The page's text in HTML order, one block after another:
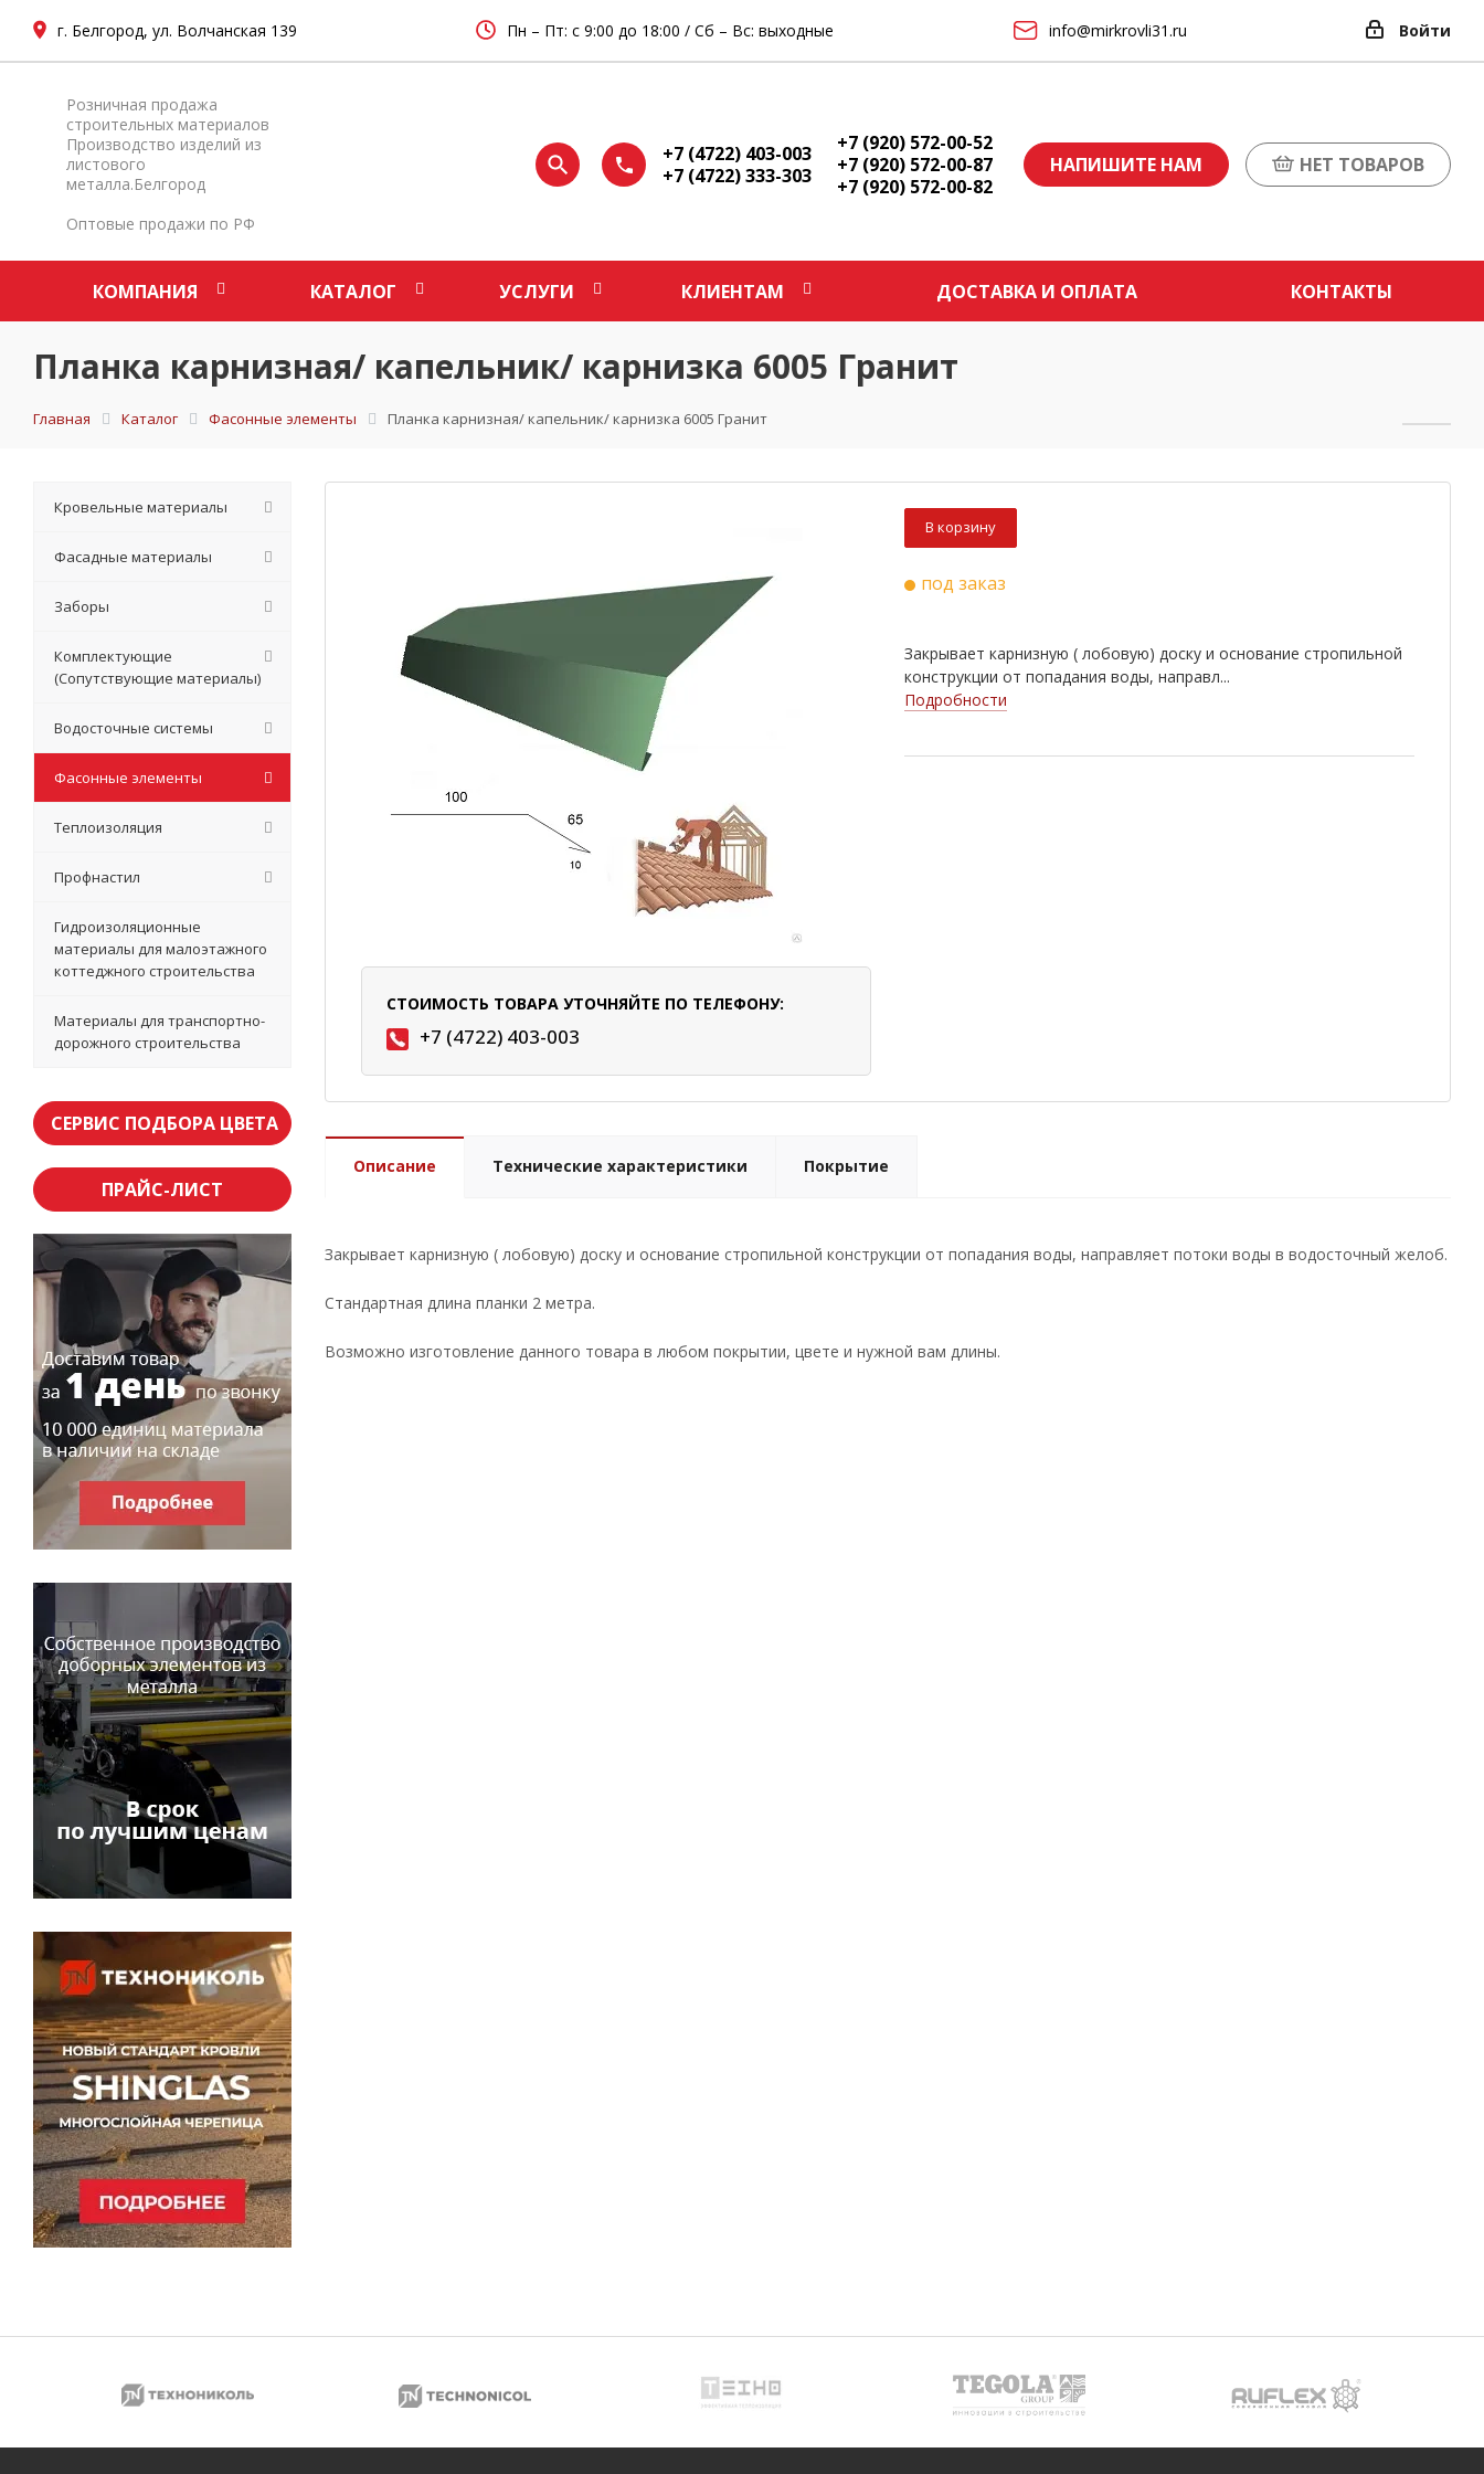
г. Белгород, ул. Волчанская 139 Пн – Пт: с 9:00 до 18:00 / Сб – Вс: выходные info@mirkrovli31.ru Войти
Розничная продажа
строительных материалов
Производство изделий из
листового
металла.Белгород
Оптовые продажи по РФ
+7 (4722) 403-003
+7 (4722) 333-303
+7 (920) 572-00-52
+7 (920) 572-00-87
+7 (920) 572-00-82
НАПИШИТЕ НАМ НЕТ ТОВАРОВ
КОМПАНИЯ КАТАЛОГ УСЛУГИ КЛИЕНТАМ ДОСТАВКА И ОПЛАТА КОНТАКТЫ
Планка карнизная/ капельник/ карнизка 6005 Гранит
Главная Каталог Фасонные элементы Планка карнизная/ капельник/ карнизка 6005 Гранит
СТОИМОСТЬ ТОВАРА УТОЧНЯЙТЕ ПО ТЕЛЕФОНУ:
+7 (4722) 403-003
В корзину
под заказ
Закрывает карнизную ( лобовую) доску и основание стропильной
конструкции от попадания воды, направл...
Подробности
Описание Технические характеристики Покрытие
Закрывает карнизную ( лобовую) доску и основание стропильной конструкции от попадания воды, направляет потоки воды в водосточный желоб.
Стандартная длина планки 2 метра.
Возможно изготовление данного товара в любом покрытии, цвете и нужной вам длины.
Кровельные материалы
Фасадные материалы
Заборы
Комплектующие
(Сопутствующие материалы)
Водосточные системы
Фасонные элементы
Теплоизоляция
Профнастил
Гидроизоляционные
материалы для малоэтажного
коттеджного строительства
Материалы для транспортно-
дорожного строительства
СЕРВИС ПОДБОРА ЦВЕТА
ПРАЙС-ЛИСТ